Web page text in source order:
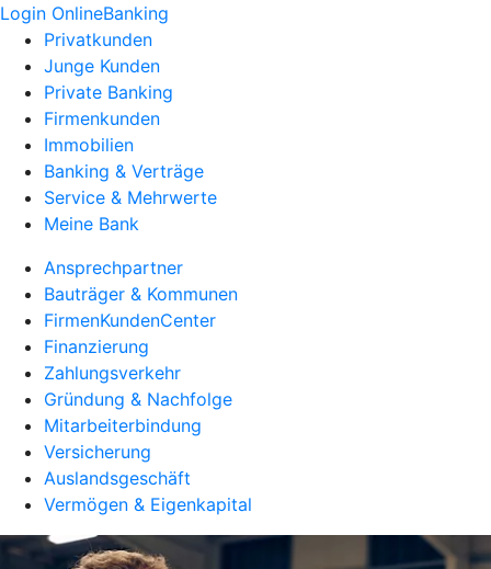
Login OnlineBanking
Privatkunden
Junge Kunden
Private Banking
Firmenkunden
Immobilien
Banking & Verträge
Service & Mehrwerte
Meine Bank
Ansprechpartner
Bauträger & Kommunen
FirmenKundenCenter
Finanzierung
Zahlungsverkehr
Gründung & Nachfolge
Mitarbeiterbindung
Versicherung
Auslandsgeschäft
Vermögen & Eigenkapital